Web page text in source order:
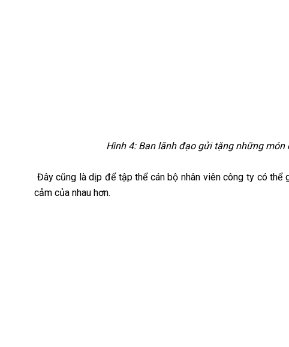
Hình 4: Ban lãnh đạo gửi tặng những món
Đây cũng là dịp để tập thể cán bộ nhân viên công ty có
cảm của nhau hơn.